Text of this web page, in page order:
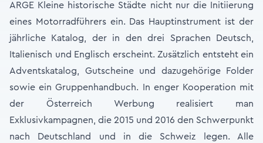
ARGE Kleine historische Städte nicht nur die Initiierung
eines Motorradführers ein. Das Hauptinstrument ist der
jährliche Katalog, der in den drei Sprachen Deutsch,
Italienisch und Englisch erscheint. Zusätzlich entsteht ein
Adventskatalog, Gutscheine und dazugehörige Folder
sowie ein Gruppenhandbuch. In enger Kooperation mit
der Österreich Werbung realisiert man
Exklusivkampagnen, die 2015 und 2016 den Schwerpunkt
nach Deutschland und in die Schweiz legen. Alle